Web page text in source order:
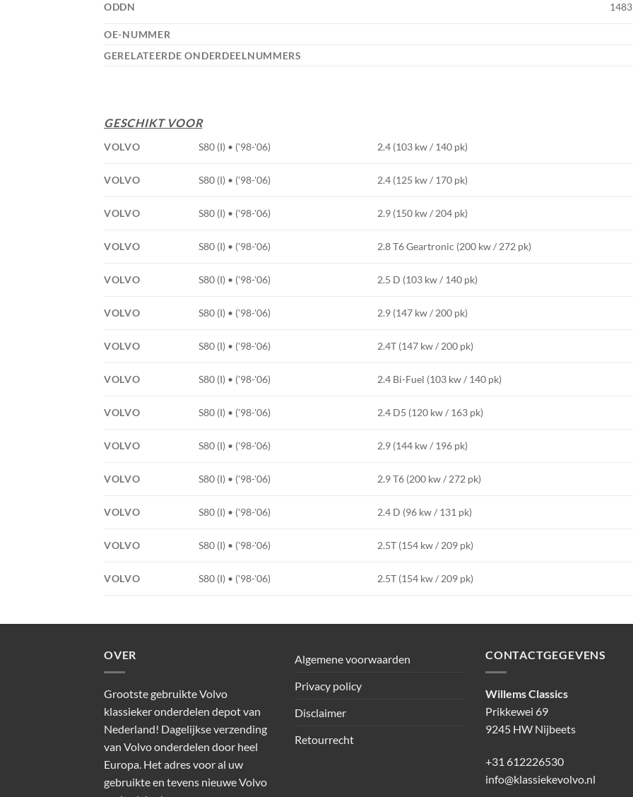
ODDN
OE-NUMMER
GERELATEERDE ONDERDEELNUMMERS
GESCHIKT VOOR
VOLVO S80 (I) • ('98-'06) 2.4 (103 kw / 140 pk)
VOLVO S80 (I) • ('98-'06) 2.4 (125 kw / 170 pk)
VOLVO S80 (I) • ('98-'06) 2.9 (150 kw / 204 pk)
VOLVO S80 (I) • ('98-'06) 2.8 T6 Geartronic (200 kw / 272 pk)
VOLVO S80 (I) • ('98-'06) 2.5 D (103 kw / 140 pk)
VOLVO S80 (I) • ('98-'06) 2.9 (147 kw / 200 pk)
VOLVO S80 (I) • ('98-'06) 2.4T (147 kw / 200 pk)
VOLVO S80 (I) • ('98-'06) 2.4 Bi-Fuel (103 kw / 140 pk)
VOLVO S80 (I) • ('98-'06) 2.4 D5 (120 kw / 163 pk)
VOLVO S80 (I) • ('98-'06) 2.9 (144 kw / 196 pk)
VOLVO S80 (I) • ('98-'06) 2.9 T6 (200 kw / 272 pk)
VOLVO S80 (I) • ('98-'06) 2.4 D (96 kw / 131 pk)
VOLVO S80 (I) • ('98-'06) 2.5T (154 kw / 209 pk)
VOLVO S80 (I) • ('98-'06) 2.5T (154 kw / 209 pk)
OVER
Grootste gebruikte Volvo
klassieker onderdelen depot van
Nederland! Dagelijkse verzending
van Volvo onderdelen door heel
Europa. Het adres voor al uw
gebruikte en tevens nieuwe Volvo
Algemene voorwaarden
Privacy policy
Disclaimer
Retourrecht
CONTACTGEGEVENS
Willems Classics
Prikkewei 69
9245 HW Nijbeets
+31 612226530
info@klassiekevolvo.nl